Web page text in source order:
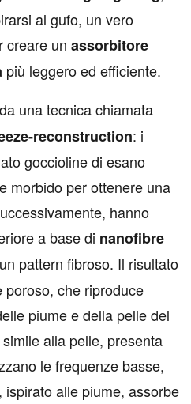
al gufo, un vero
creare un assorbitore
più leggero ed efficiente.
una tecnica chiamata
reconstruction: i
goccioline di esano
morbido per ottenere una
hanno
a base di nanofibre
pattern fibroso. Il risultato
che riproduce
piume e della pelle del
alla pelle, presenta
le frequenze basse,
alle piume, assorbe